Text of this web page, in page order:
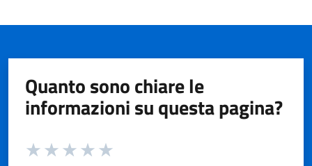
Quanto sono chiare le
informazioni su questa pagina?
Valuta da 1 a 5 stelle la pagina